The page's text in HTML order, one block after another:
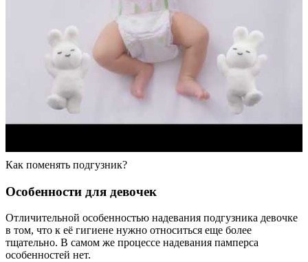
Как поменять подгузник?
Особенности для девочек
Отличительной особенностью надевания подгузника девочке
в том, что к её гигиене нужно относиться еще более
тщательно. В самом же процессе надевания памперса
особенностей нет.